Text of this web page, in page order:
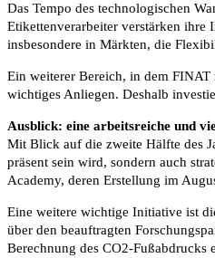
Das Tempo des technologischen
Etikettenverarbeiter verstärken ihre
insbesondere in Märkten, die
Ein weiterer Bereich, in dem
wichtiges Anliegen. Deshalb
Ausblick: eine arbeitsreiche und
Mit Blick auf die zweite Hälfte des
präsent sein wird, sondern auch
Academy, deren Erstellung im
Eine weitere wichtige Initiative ist
über den beauftragten
Berechnung des CO2-Fußabdrucks